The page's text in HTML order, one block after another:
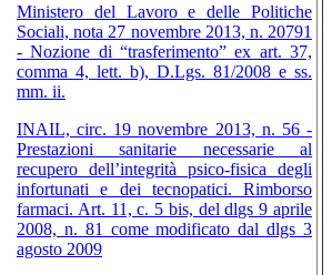
Ministero del Lavoro e delle Politiche
Sociali, nota 27 novembre 2013, n. 20791
- Nozione di “trasferimento” ex art. 37,
comma 4, lett. b), D.Lgs. 81/2008 e ss.
mm. ii.
INAIL, circ. 19 novembre 2013, n. 56 -
Prestazioni sanitarie necessarie al
recupero dell’integrità psico-fisica degli
infortunati e dei tecnopatici. Rimborso
farmaci. Art. 11, c. 5 bis, del dlgs 9 aprile
2008, n. 81 come modificato dal dlgs 3
agosto 2009